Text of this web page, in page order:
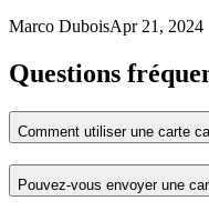
Marco DuboisApr 21, 2024
Questions
Comment utiliser une carte
Pouvez-vous envoyer une